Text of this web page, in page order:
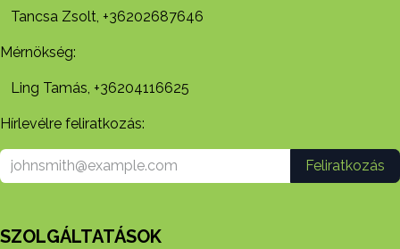
Tancsa Zsolt, +36202687646
Mérnökség:
Ling Tamás, +36204116625
Hírlevélre feliratkozás:
Feliratkozás
SZOLGÁLTATÁSOK